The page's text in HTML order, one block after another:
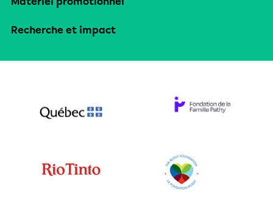
Recherche et impact